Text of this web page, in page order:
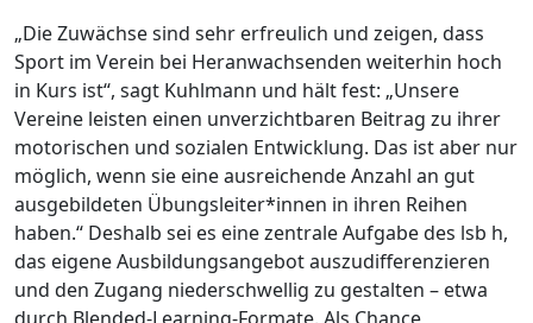
„Die Zuwächse sind sehr erfreulich und zeigen, dass
Sport im Verein bei Heranwachsenden weiterhin hoch
in Kurs ist“, sagt Kuhlmann und hält fest: „Unsere
Vereine leisten einen unverzichtbaren Beitrag zu ihrer
motorischen und sozialen Entwicklung. Das ist aber nur
möglich, wenn sie eine ausreichende Anzahl an gut
ausgebildeten Übungsleiter*innen in ihren Reihen
haben.“ Deshalb sei es eine zentrale Aufgabe des lsb h,
das eigene Ausbildungsangebot auszudifferenzieren
und den Zugang niederschwellig zu gestalten – etwa